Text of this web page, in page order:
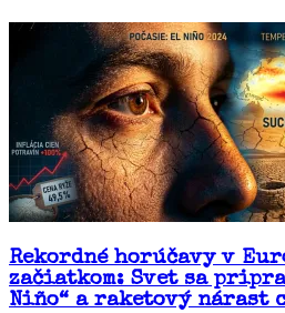
Rekordné horúčavy v
začiatkom: Svet sa
Niño“ a raketový nárast